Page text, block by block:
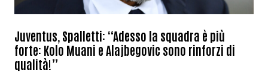
Juventus, Spalletti: “Adesso la squadra è più
forte: Kolo Muani e Alajbegovic sono rinforzi di
qualità!”